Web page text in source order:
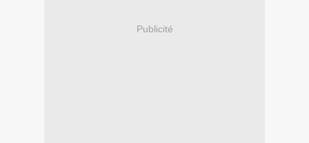
Publicité